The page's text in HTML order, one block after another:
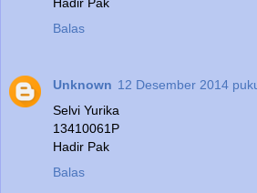
Hadir Pak
Balas
Unknown 12 Desember 2014
Selvi Yurika
13410061P
Hadir Pak
Balas